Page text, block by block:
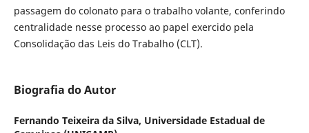
passagem do colonato para o trabalho volante, conferindo
centralidade nesse processo ao papel exercido pela
Consolidação das Leis do Trabalho (CLT).
Biografia do Autor
Fernando Teixeira da Silva, Universidade Estadual de